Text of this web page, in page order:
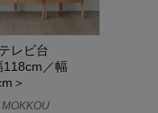
レビ台
118cm／幅
＞